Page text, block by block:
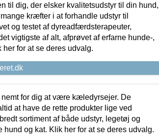
til dig, der elsker kvalitetsudstyr til din hund,
kræfter i at forhandle udstyr til
og testet af dyreadfærdsterapeuter,
vigtigste af alt, afprøvet af erfarne hunde-,
her for at se deres udvalg.
for dig at være kæledyrsejer. De
at have de rette produkter lige ved
sortiment af både udstyr, legetøj og
hund og kat. Klik her for at se deres udvalg.